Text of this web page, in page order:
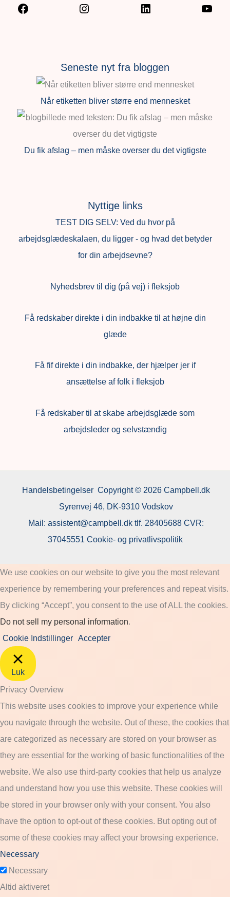
Seneste nyt fra bloggen
Når etiketten bliver større end mennesket
Du fik afslag – men måske overser du det vigtigste
Nyttige links
TEST DIG SELV: Ved du hvor på
arbejdsglædeskalaen, du ligger - og hvad det betyder
for din arbejdsevne?
Nyhedsbrev til dig (på vej) i fleksjob
Få redskaber direkte i din indbakke til at højne din
glæde
Få fif direkte i din indbakke, der hjælper jer if
ansættelse af folk i fleksjob
Få redskaber til at skabe arbejdsglæde som
arbejdsleder og selvstændig
Handelsbetingelser Copyright © 2026 Campbell.dk
Syrenvej 46, DK-9310 Vodskov
Mail: assistent@campbell.dk tlf. 28405688 CVR:
37045551 Cookie- og privatlivspolitik
We use cookies on our website to give you the most relevant
experience by remembering your preferences and repeat visits.
By clicking “Accept”, you consent to the use of ALL the cookies.
Do not sell my personal information.
Cookie Indstillinger Accepter
Luk
Privacy Overview
This website uses cookies to improve your experience while
you navigate through the website. Out of these, the cookies that
are categorized as necessary are stored on your browser as
they are essential for the working of basic functionalities of the
website. We also use third-party cookies that help us analyze
and understand how you use this website. These cookies will
be stored in your browser only with your consent. You also
have the option to opt-out of these cookies. But opting out of
some of these cookies may affect your browsing experience.
Necessary
Necessary
Altid aktiveret